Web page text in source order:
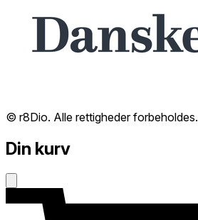
© r8Dio. Alle rettigheder forbeholdes.
Din kurv